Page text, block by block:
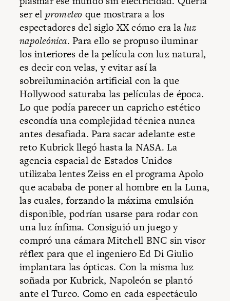
ser el prometeo que mostrara a los
espectadores del siglo XX cómo era laluz
napoleónica. Para ello se propuso iluminar
los interiores de la película con luz natural,
es decir con velas, y evitar así la
sobreiluminación artificial con la que
Hollywood saturaba las películas de época.
Lo que podía parecer un capricho estético
escondía una complejidad técnica nunca
antes desafiada. Para sacar adelante este
reto Kubrick llegó hasta la NASA. La
agencia espacial de Estados Unidos
utilizaba lentes Zeiss en el programa Apolo
que acababa de poner al hombre en la Luna,
las cuales, forzando la máxima emulsión
disponible, podrían usarse para rodar con
una luz ínfima. Consiguió un juego y
compró una cámara Mitchell BNC sin visor
réflex para que el ingeniero Ed Di Giulio
implantara las ópticas. Con la misma luz
soñada por Kubrick, Napoleón se plantó
ante el Turco. Como en cada espectáculo